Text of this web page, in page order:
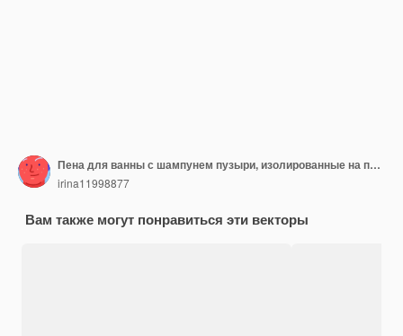
Пена для ванны с шампунем пузыри, изолированные на прозрачном фоне. Пенный мусс с пузырьками.
irina11998877
Вам также могут понравиться эти векторы